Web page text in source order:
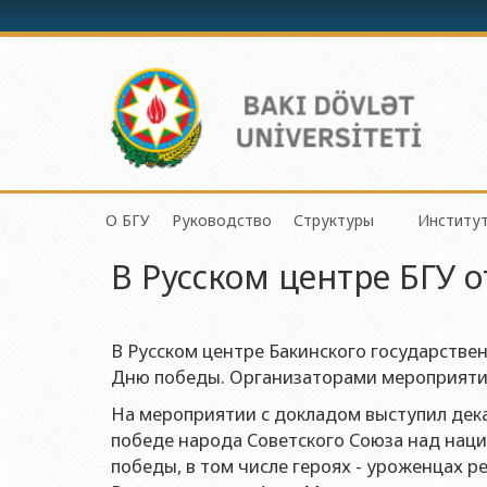
О БГУ
История БГУ
Программа развития БГУ
Сертификат об аттестации
Членство БГУ в международных организациях
Гранты и проекты
Руководство
Ректор
Советник ректора
Ученый совет БГУ
Деканы
Профсоюзный Комитет
Структуры
Центр организации и
Отдел по связям с
Отдел человеческих
Отдел по работе с
В Русском центре БГУ
В Русском центре Бакинского
Дню победы. Организаторами
На мероприятии с докладом выступил
победе народа Советского Союза над
победы, в том числе героях - уроженцах